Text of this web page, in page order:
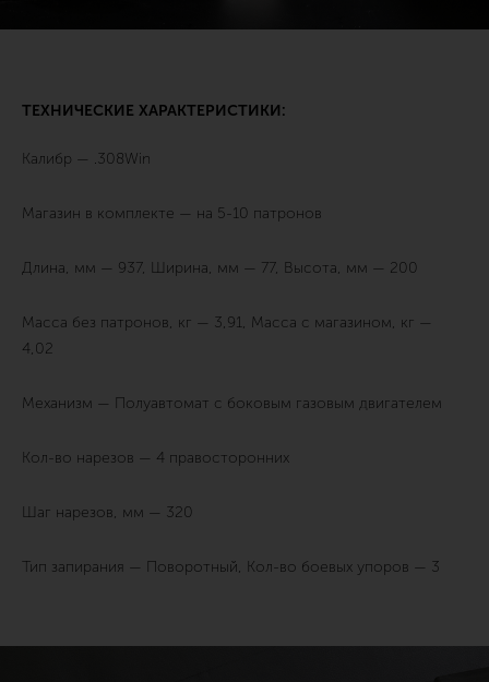
ТЕХНИЧЕСКИЕ ХАРАКТЕРИСТИКИ:
Калибр — .308Win
Магазин в комплекте — на 5-10 патронов
Длина, мм — 937, Ширина, мм — 77, Высота, мм — 200
Масса без патронов, кг — 3,91, Масса с магазином, кг —
4,02
Механизм — Полуавтомат с боковым газовым двигателем
Кол-во нарезов — 4 правосторонних
Шаг нарезов, мм — 320
Тип запирания — Поворотный, Кол-во боевых упоров — 3